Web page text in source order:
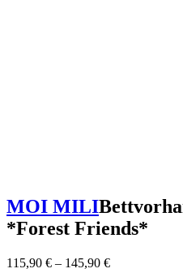
MOI MILI
*Forest Friends*
115,90 € – 145,90 €